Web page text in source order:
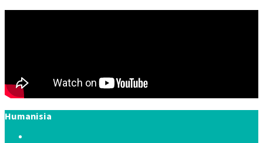
Humanisia